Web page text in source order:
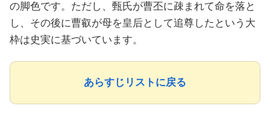
の脚色です。ただし、甄氏が曹丕に疎まれて命を落と
し、その後に曹叡が母を皇后として追尊したという大
枠は史実に基づいています。
あらすじリストに戻る